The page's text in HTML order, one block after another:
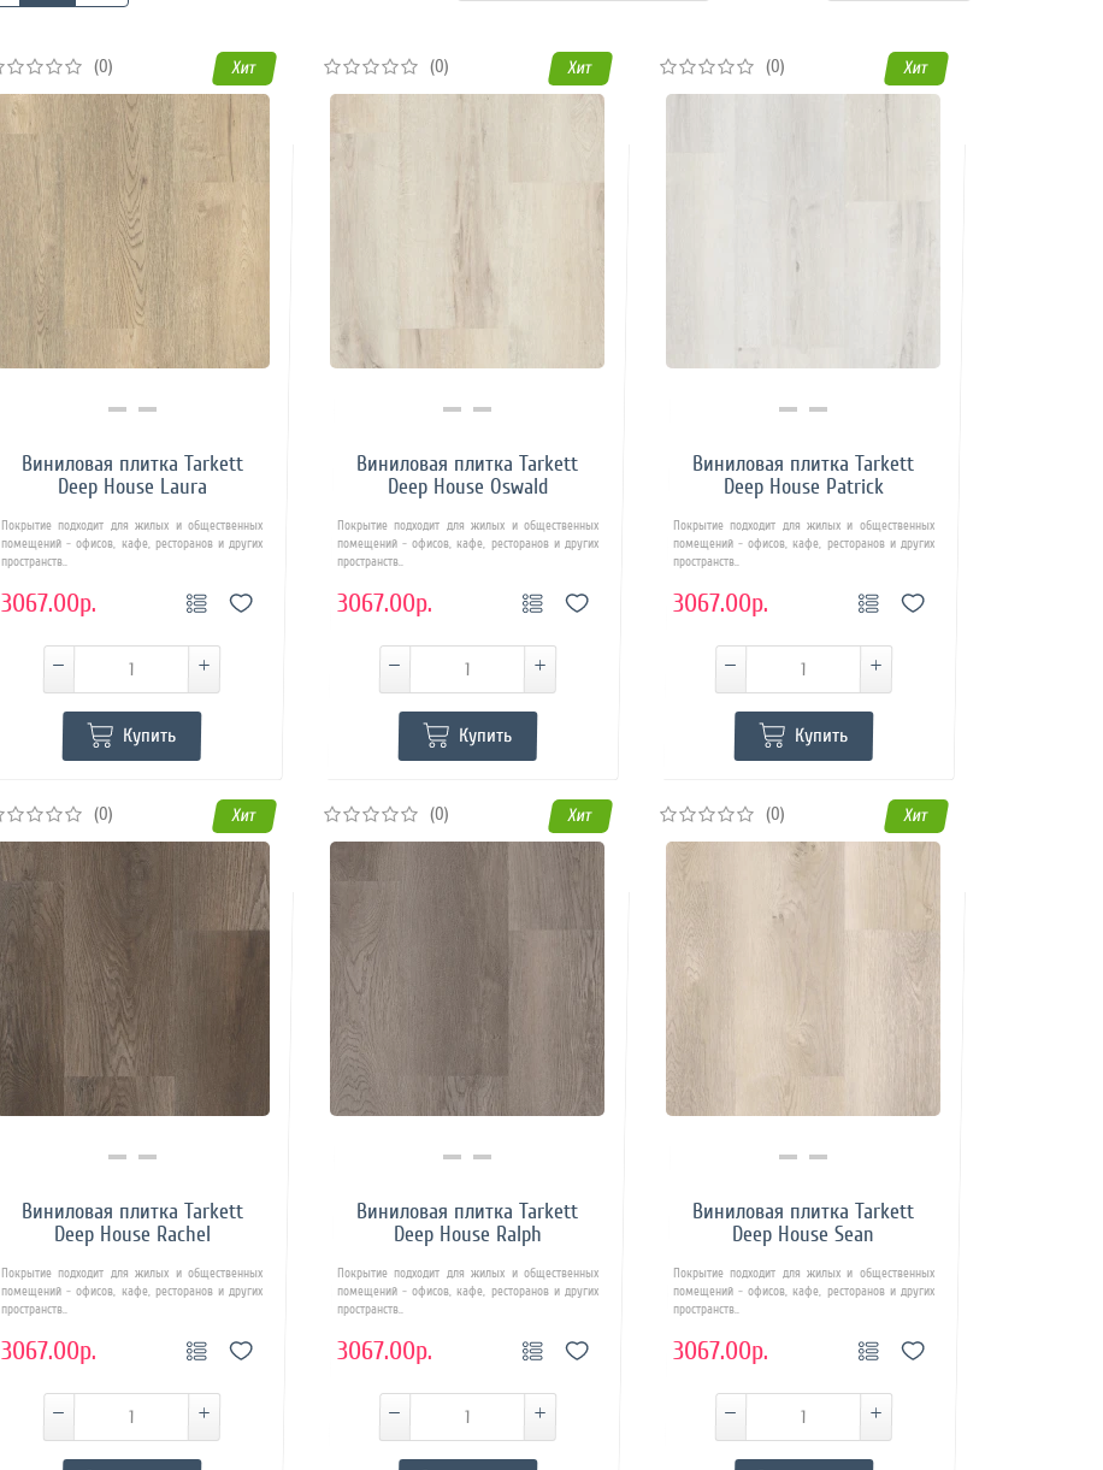
(0) Хит
Купить в 1 клик
Виниловая плитка Tarkett
Deep House Laura
Покрытие подходит для жилых и общественных
помещений - офисов, кафе, ресторанов и других
пространств..
3067.00р.
Купить
(0) Хит
Купить в 1 клик
Виниловая плитка Tarkett
Deep House Oswald
Покрытие подходит для жилых и общественных
помещений - офисов, кафе, ресторанов и других
пространств..
3067.00р.
Купить
(0) Хит
Купить в 1 клик
Виниловая плитка Tarkett
Deep House Patrick
Покрытие подходит для жилых и общественных
помещений - офисов, кафе, ресторанов и других
пространств..
3067.00р.
Купить
(0) Хит
Купить в 1 клик
Виниловая плитка Tarkett
Deep House Rachel
Покрытие подходит для жилых и общественных
помещений - офисов, кафе, ресторанов и других
пространств..
3067.00р.
(0) Хит
Купить в 1 клик
Виниловая плитка Tarkett
Deep House Ralph
Покрытие подходит для жилых и общественных
помещений - офисов, кафе, ресторанов и других
пространств..
3067.00р.
(0) Хит
Купить в 1 клик
Виниловая плитка Tarkett
Deep House Sean
Покрытие подходит для жилых и общественных
помещений - офисов, кафе, ресторанов и других
пространств..
3067.00р.